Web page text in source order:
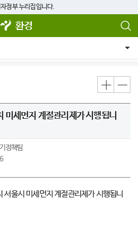
정부 누리집입니다.
환경
미세먼지 계절관리제가 시행됩니
정책팀
울시 미세먼지 계절관리제가 시행됩니